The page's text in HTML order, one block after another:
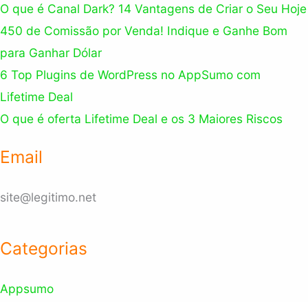
O que é Canal Dark? 14 Vantagens de Criar o Seu Hoje
450 de Comissão por Venda! Indique e Ganhe Bom
para Ganhar Dólar
6 Top Plugins de WordPress no AppSumo com
Lifetime Deal
O que é oferta Lifetime Deal e os 3 Maiores Riscos
Email
site@legitimo.net
Categorias
Appsumo